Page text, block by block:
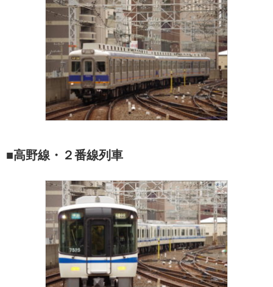
■高野線・２番線列車